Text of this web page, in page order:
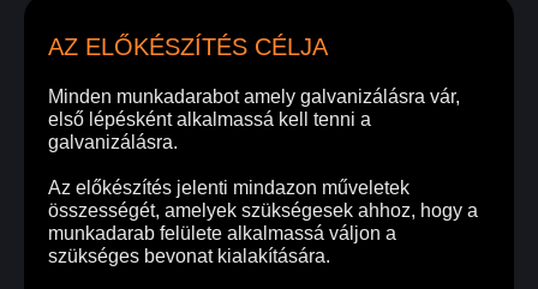
AZ ELŐKÉSZÍTÉS CÉLJA
Minden munkadarabot amely galvanizálásra vár,
első lépésként alkalmassá kell tenni a
galvanizálásra.
Az előkészítés jelenti mindazon műveletek
összességét, amelyek szükségesek ahhoz, hogy a
munkadarab felülete alkalmassá váljon a
szükséges bevonat kialakítására.